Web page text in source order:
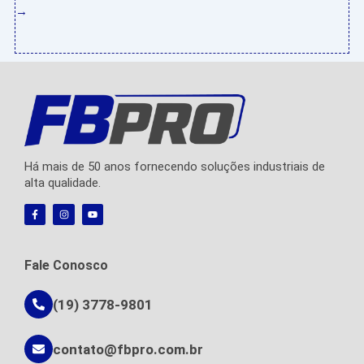
→
Há mais de 50 anos fornecendo soluções industriais de
alta qualidade.
F
a
c
o
f
I
n
s
r
Y
o
u
e
Fale Conosco
(19) 3778-9801
contato@fbpro.com.br